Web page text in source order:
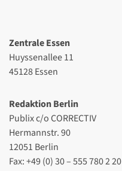
Zentrale Essen
Huyssenallee 11
45128 Essen
Redaktion Berlin
Publix c/o CORRECTIV
Hermannstr. 90
12051 Berlin
Fax: +49 (0) 30 – 555 780 2 20